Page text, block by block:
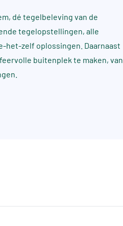
dé tegelbeleving van de
tegelopstellingen, alle
het-zelf oplossingen. Daarnaast
buitenplek te maken, van